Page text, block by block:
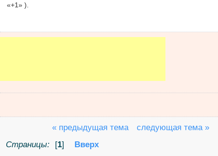
«+1» ).
« предыдущая тема
следующая тема »
Страницы:
[1] Вверх